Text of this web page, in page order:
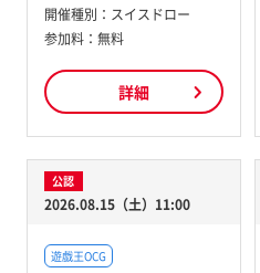
開催種別： スイスドロー
参加料： 無料
詳細
公認
2026.08.15（土）11:00
遊戯王OCG